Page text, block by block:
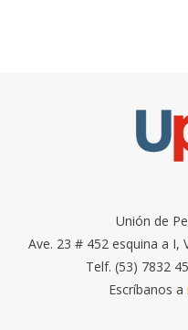
Unión de
Ave. 23 # 452 esquina a I,
Telf. (53) 7832
Escríbanos a